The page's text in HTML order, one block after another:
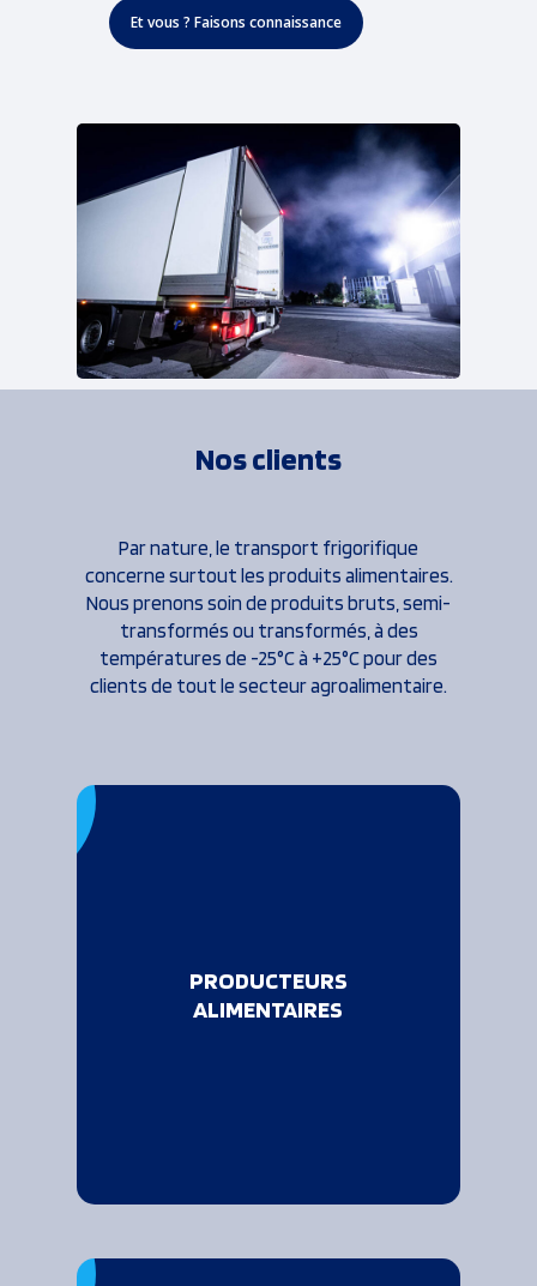
Et vous ? Faisons connaissance
Nos clients
Par nature, le transport frigorifique
concerne surtout les produits alimentaires.
Nous prenons soin de produits bruts, semi-
transformés ou transformés, à des
températures de -25°C à +25°C pour des
clients de tout le secteur agroalimentaire.
PRODUCTEURS
ALIMENTAIRES
aidons à acheminer
leur production au
plus vite vers leur site